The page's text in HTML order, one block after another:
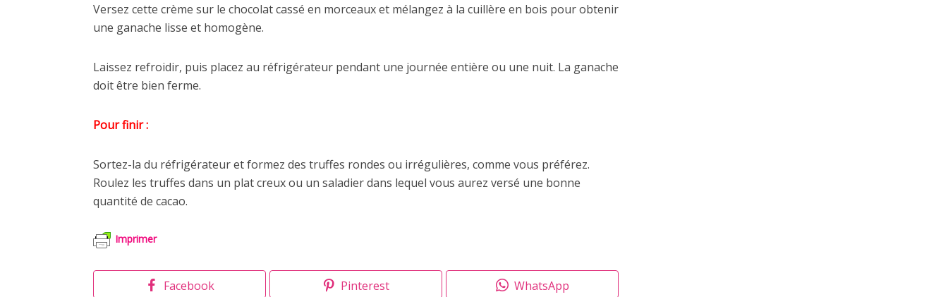
Versez cette crème sur le chocolat cassé en morceaux et mélangez à la cuillère en bois pour obtenir
une ganache lisse et homogène.
Laissez refroidir, puis placez au réfrigérateur pendant une journée entière ou une nuit. La ganache
doit être bien ferme.
Pour finir :
Sortez-la du réfrigérateur et formez des truffes rondes ou irrégulières, comme vous préférez.
Roulez les truffes dans un plat creux ou un saladier dans lequel vous aurez versé une bonne
quantité de cacao.
Imprimer
Facebook Pinterest WhatsApp